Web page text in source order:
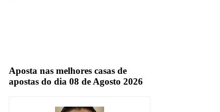
Aposta nas melhores casas de
apostas do dia 08 de Agosto 2026